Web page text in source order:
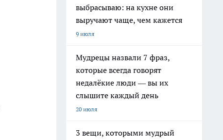
выбрасываю: на кухне они
выручают чаще, чем кажется
9 июля
Мудрецы назвали 7 фраз,
которые всегда говорят
недалёкие люди — вы их
слышите каждый день
20 июля
3 вещи, которыми мудрый